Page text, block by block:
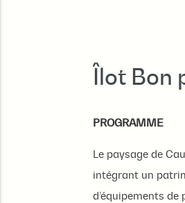
Îlot Bon
PROGRAMME
Le paysage de
intégrant un
d’équipements